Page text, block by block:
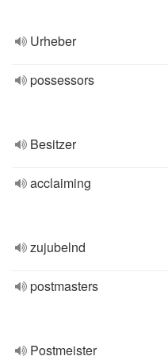
Urheber
possessors
Besitzer
acclaiming
zujubelnd
postmasters
Postmeister